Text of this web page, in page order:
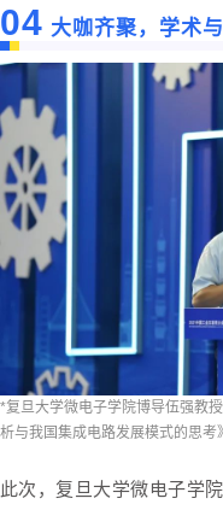
04 大咖齐聚，学术
*复旦大学微电子学院博导伍强教
析与我国集成电路发展模式的思考》
此次，复旦大学微电子学